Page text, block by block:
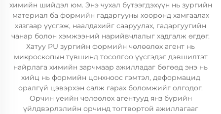
химийн шийдэл юм. Энэ чухал бүтээгдэхүүн нь зургийн
материал ба формийн гадаргууны хооронд хамгаалах
хязгаар үүсгэж, наалдахийг сааруулах, гадаргуугийн
чанар болон хэмжээний нарийвчлалыг хадгалж өгдөг.
Хатуу PU зургийн формийн чөлөөлөх агент нь
микроскопын түвшинд тосолгоо үүсгэдэг дэвшилтэт
найрлага химийн зарчмаар ажилладаг бөгөөд энэ нь
хийц нь формийн цонхноос гэмтэл, деформацид
оралгүй цэвэрхэн салж гарах боломжийг олгодог.
Орчин үеийн чөлөөлөх агентууд янз бүрийн
үйлдвэрлэлийн орчинд тогтвортой ажиллагааг